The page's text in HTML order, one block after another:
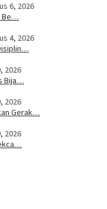
6, 2026
Be…
4, 2026
2026
Bija…
2026
Gerak…
2026